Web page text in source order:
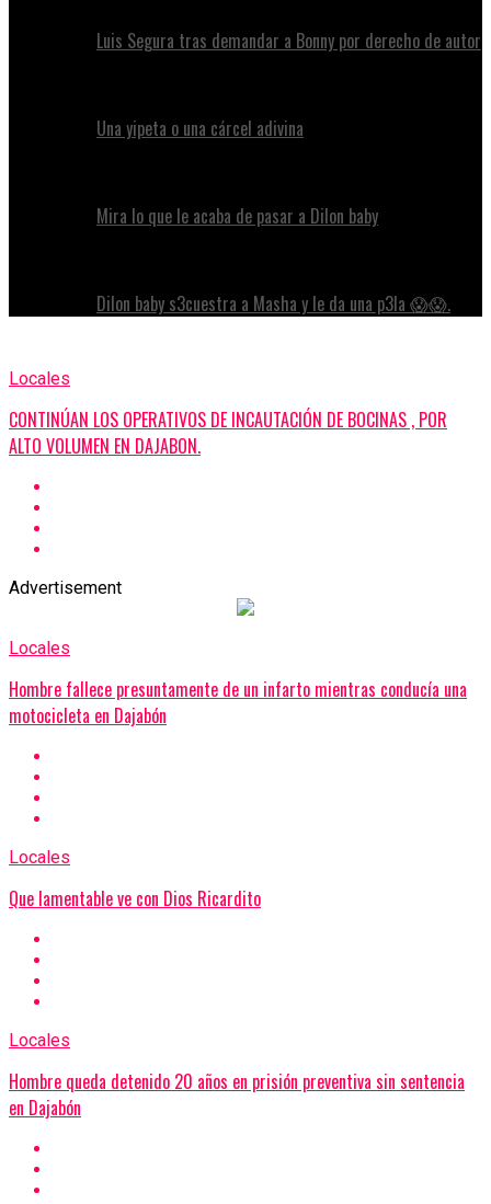
Luis Segura tras demandar a Bonny por derecho de autor
Una yipeta o una cárcel adivina
Mira lo que le acaba de pasar a Dilon baby
Dilon baby s3cuestra a Masha y le da una p3la 😱😱.
Locales
CONTINÚAN LOS OPERATIVOS DE INCAUTACIÓN DE BOCINAS , POR
ALTO VOLUMEN EN DAJABON.
Advertisement
Locales
Hombre fallece presuntamente de un infarto mientras conducía una
motocicleta en Dajabón
Locales
Que lamentable ve con Dios Ricardito
Locales
Hombre queda detenido 20 años en prisión preventiva sin sentencia
en Dajabón